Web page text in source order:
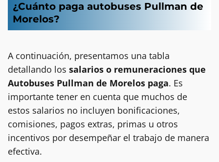
¿Cuánto paga autobuses Pullman de
Morelos?
A continuación, presentamos una tabla
detallando los salarios o remuneraciones que
Autobuses Pullman de Morelos paga. Es
importante tener en cuenta que muchos de
estos salarios no incluyen bonificaciones,
comisiones, pagos extras, primas u otros
incentivos por desempeñar el trabajo de manera
efectiva.